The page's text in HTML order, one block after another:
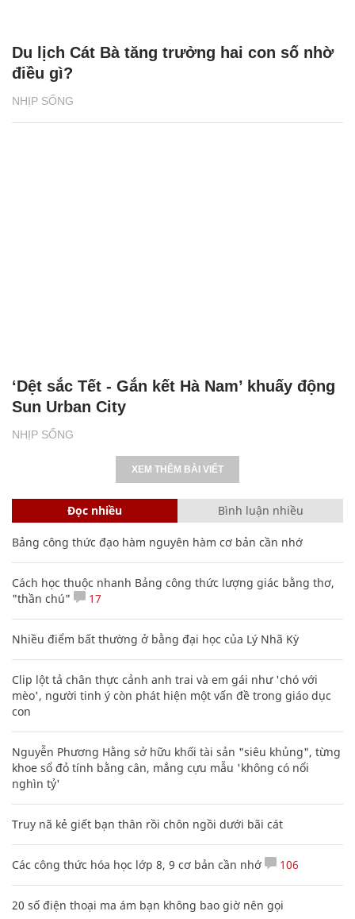
NHỊP SỐNG
Du lịch Cát Bà tăng trưởng hai con số nhờ
điều gì?
NHỊP SỐNG
‘Dệt sắc Tết - Gắn kết Hà Nam’ khuấy động
Sun Urban City
XEM THÊM BÀI VIẾT
Đọc nhiều Bình luận nhiều
Bảng công thức đạo hàm nguyên hàm cơ bản cần nhớ
Cách học thuộc nhanh Bảng công thức lượng giác bằng thơ,
"thần chú"
17
Nhiều điểm bất thường ở bằng đại học của Lý Nhã Kỳ
Clip lột tả chân thực cảnh anh trai và em gái như 'chó với
mèo', người tinh ý còn phát hiện một vấn đề trong giáo dục
con
Nguyễn Phương Hằng sở hữu khối tài sản "siêu khủng", từng
khoe sổ đỏ tính bằng cân, mắng cựu mẫu 'không có nổi
nghìn tỷ'
Truy nã kẻ giết bạn thân rồi chôn ngồi dưới bãi cát
Các công thức hóa học lớp 8, 9 cơ bản cần nhớ 106
20 số điện thoại ma ám bạn không bao giờ nên gọi